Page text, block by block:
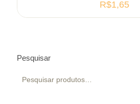
R$1,65
Pesquisar